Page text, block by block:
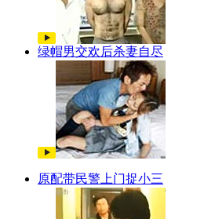
绿帽男交欢后杀妻自尽
原配带民警上门捉小三